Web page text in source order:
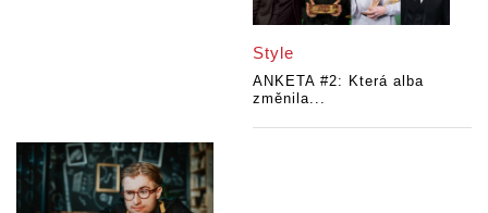
Style
ANKETA #2: Která alba
změnila...